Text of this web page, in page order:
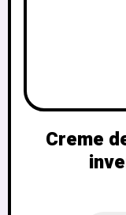
Creme